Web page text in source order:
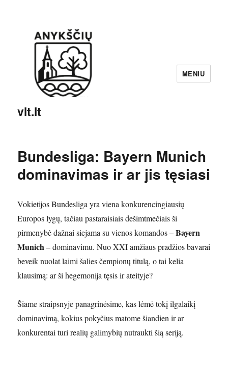
vlt.lt
MENIU
Bundesliga: Bayern Munich
dominavimas ir ar jis tęsiasi
Vokietijos Bundesliga yra viena konkurencingiausių
Europos lygų, tačiau pastaraisiais dešimtmečiais ši
pirmenybė dažnai siejama su vienos komandos –Bayern
Munich– dominavimu. Nuo XXI amžiaus pradžios bavarai
beveik nuolat laimi šalies čempionų titulą, o tai kelia
klausimą: ar ši hegemonija tęsis ir ateityje?
Šiame straipsnyje panagrinėsime, kas lėmė tokį ilgalaikį
dominavimą, kokius pokyčius matome šiandien ir ar
konkurentai turi realių galimybių nutraukti šią seriją.